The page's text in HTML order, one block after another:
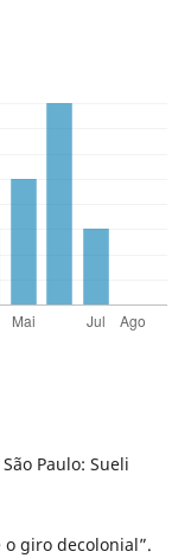
Paulo: Sueli
o giro decolonial”.